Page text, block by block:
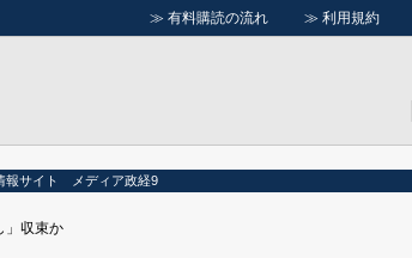
≫ 有料購読の流れ ≫ 利用規約
報サイト メディア政経9
」収束か